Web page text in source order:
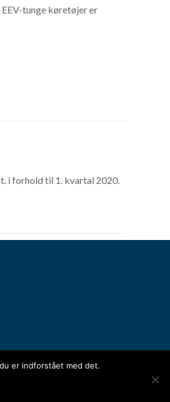
tunge køretøjer er
i forhold til 1. kvartal 2020.
er indforstået med det.